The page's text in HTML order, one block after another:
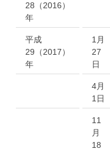
28（2016）
年
平成
29（2017）
年
1月
27
日
4月
1日
11
月
18